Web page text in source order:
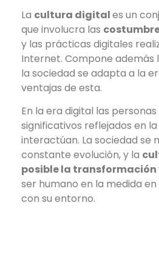
La cultura digitales un
que involucra las
y las prácticas digitales
Internet. Compone además
la sociedad se adapta a la
ventajas de esta.
En la era digital las
significativos reflejados en
interactúan. La sociedad se
constante evolución, y la
posible la transformación
ser humano en la medida
con su entorno.